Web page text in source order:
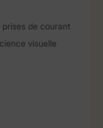
de courant
visuelle